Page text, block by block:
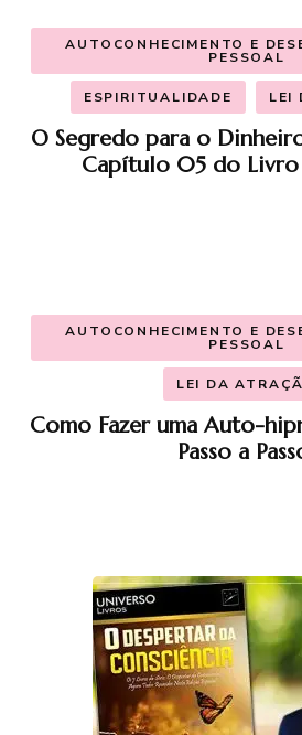
AUTOCONHECIMENTO E
PESSOAL
ESPIRITUALIDADE LEI
O Segredo para o
Capítulo 05 do Livro
AUTOCONHECIMENTO E
PESSOAL
LEI DA
Como Fazer uma Auto-
Passo a